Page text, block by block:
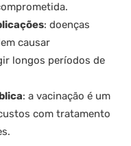
: doenças
causar
longos períodos de
: a vacinação é um
com tratamento